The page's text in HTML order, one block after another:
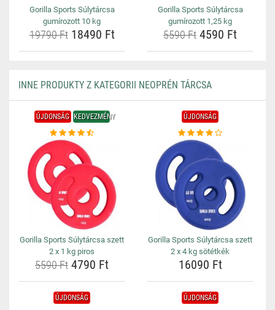
Gorilla Sports Súlytárcsa
gumírozott 10 kg
19790 Ft18490 Ft
Gorilla Sports Súlytárcsa
gumírozott 1,25 kg
5590 Ft 4590 Ft
INNE PRODUKTY Z KATEGORII NEOPRÉN TÁRCSA
ÚJDONSÁG KEDVEZMÉNY
Gorilla Sports Súlytárcsa szett
2 x 1 kg piros
5590 Ft 4790 Ft
ÚJDONSÁG
Gorilla Sports Súlytárcsa szett
2 x 4 kg sötétkék
16090 Ft
ÚJDONSÁG ÚJDONSÁG